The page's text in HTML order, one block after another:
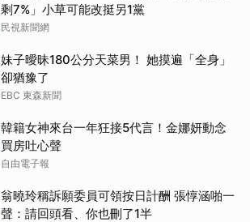
剩7%」小草可能改挺另1黨
民視新聞網
妹子曖昧180公分天菜男！ 她摸遍「全身」
卻猶豫了
EBC 東森新聞
韓籍女神來台一年狂接5代言！金娜妍動念
買房吐心聲
自由電子報
翁曉玲稱訴願委員可領按日計酬 張惇涵啪一
聲：請回頭看、你也刪了1半